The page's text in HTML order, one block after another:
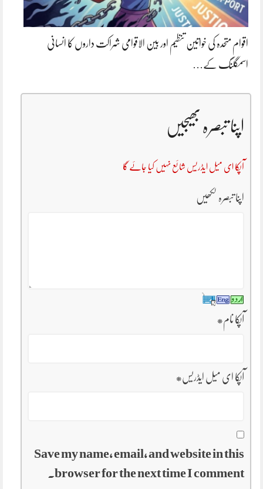
اقوام متحدہ کی خواتین تنظیم اور بین الاقوامی شراکت داروں کا انسانی
اسمگلنگ کے…
اپنا تبصرہ بھیجیں
آپکا ای میل ایڈریس شائع نہیں کیا جائے گا
اپنا تبصرہ لکھیں
آپکا نام*
آپکا ای میل ایڈریس*
Save my name, email, and website in this
browser for the next time I comment.